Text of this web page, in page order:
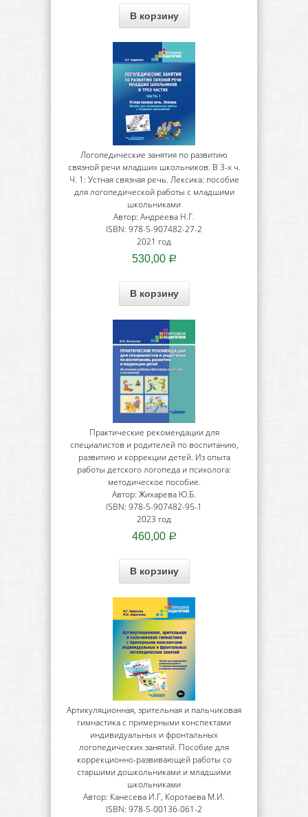
В корзину
Логопедические занятия по развитию
связной речи младших школьников. В 3-х ч.
Ч. 1: Устная связная речь. Лексика: пособие
для логопедической работы с младшими
школьниками
Автор: Андреева Н.Г.
ISBN: 978-5-907482-27-2
2021 год
530,00 Р
В корзину
Практические рекомендации для
специалистов и родителей по воспитанию,
развитию и коррекции детей. Из опыта
работы детского логопеда и психолога:
методическое пособие.
Автор: Жихарева Ю.Б.
ISBN: 978-5-907482-95-1
2023 год
460,00 Р
В корзину
Артикуляционная, зрительная и пальчиковая
гимнастика с примерными конспектами
индивидуальных и фронтальных
логопедических занятий. Пособие для
коррекционно-развивающей работы со
старшими дошкольниками и младшими
школьниками
Автор: Канесева И.Г, Коротаева М.И.
ISBN: 978-5-00136-061-2